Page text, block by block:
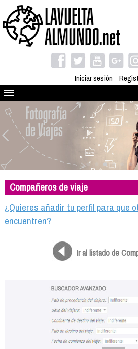
Iniciar sesión
Quienes somos
El proyecto
Blog
Viaja con nosotros
Camino solidario
Libros
Compañeros de viaje
Compañeros de viaje
¿Quieres añadir tu perfil para que
encuentren?
Ir al listado de